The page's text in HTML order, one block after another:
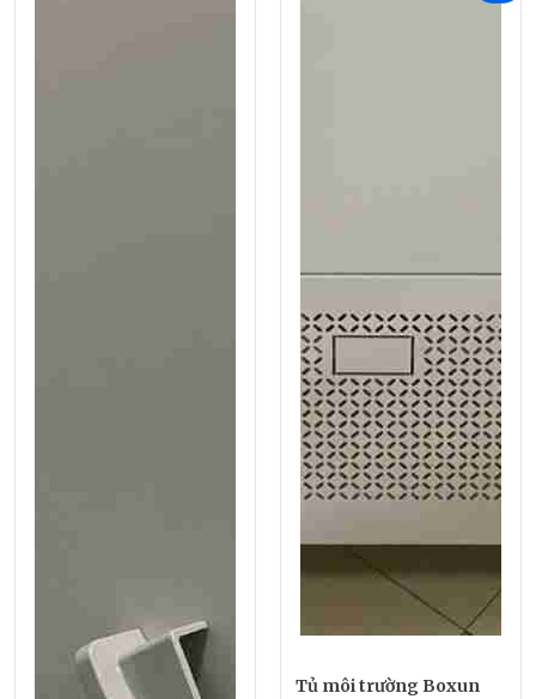
Tủ môi trường Boxun